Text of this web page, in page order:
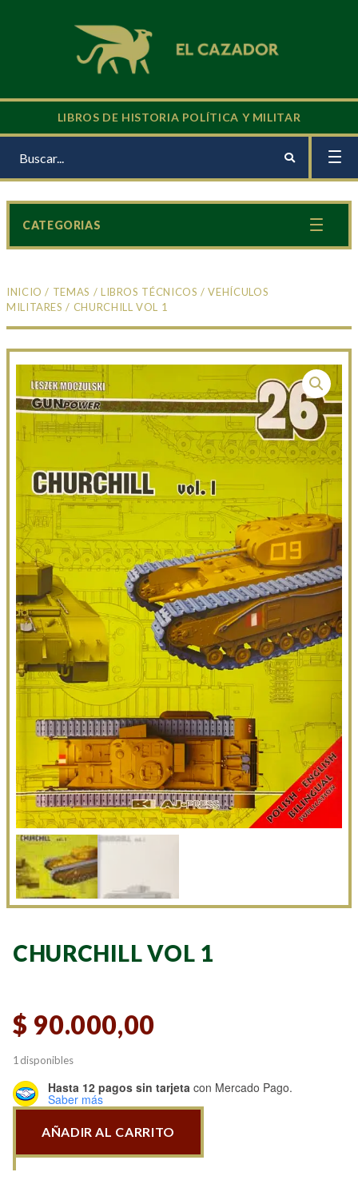
LIBROS DE HISTORIA POLÍTICA Y MILITAR
INICIO / TEMAS / LIBROS TÉCNICOS /VEHÍCULOS
MILITARES / CHURCHILL VOL 1
CHURCHILL VOL 1
$ 90.000,00
1 disponibles
Hasta 12 pagos sin tarjeta con Mercado Pago.
Saber más
Vol
AÑADIR AL CARRITO
CATEGORIAS